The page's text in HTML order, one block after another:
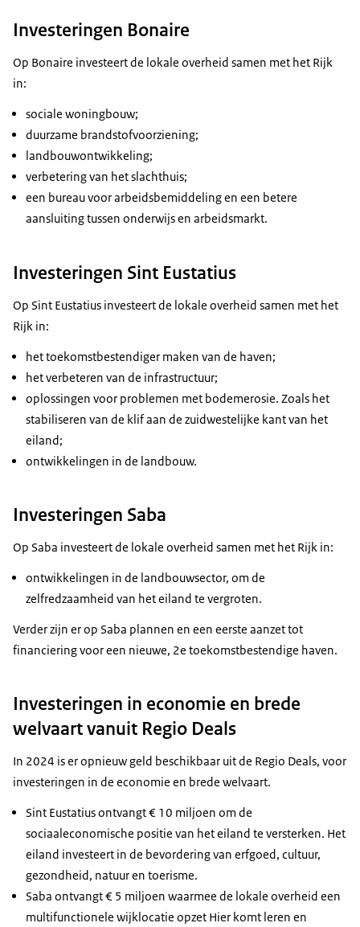
Investeringen Bonaire
Op Bonaire investeert de lokale overheid samen met het Rijk
in:
sociale woningbouw;
duurzame brandstofvoorziening;
landbouwontwikkeling;
verbetering van het slachthuis;
een bureau voor arbeidsbemiddeling en een betere
aansluiting tussen onderwijs en arbeidsmarkt.
Investeringen Sint Eustatius
Op Sint Eustatius investeert de lokale overheid samen met het
Rijk in:
het toekomstbestendiger maken van de haven;
het verbeteren van de infrastructuur;
oplossingen voor problemen met bodemerosie. Zoals het
stabiliseren van de klif aan de zuidwestelijke kant van het
eiland;
ontwikkelingen in de landbouw.
Investeringen Saba
Op Saba investeert de lokale overheid samen met het Rijk in:
ontwikkelingen in de landbouwsector, om de
zelfredzaamheid van het eiland te vergroten.
Verder zijn er op Saba plannen en een eerste aanzet tot
financiering voor een nieuwe, 2e toekomstbestendige haven.
Investeringen in economie en brede
welvaart vanuit Regio Deals
In 2024 is er opnieuw geld beschikbaar uit de Regio Deals, voor
investeringen in de economie en brede welvaart.
Sint Eustatius ontvangt € 10 miljoen om de
sociaaleconomische positie van het eiland te versterken. Het
eiland investeert in de bevordering van erfgoed, cultuur,
gezondheid, natuur en toerisme.
Saba ontvangt € 5 miljoen waarmee de lokale overheid een
multifunctionele wijklocatie opzet Hier komt leren en